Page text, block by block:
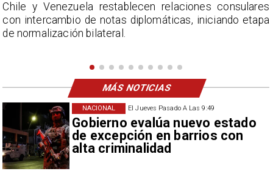
El Jueves Pasado A Las 9:49
Gobierno evalúa nuevo estado
de excepción en barrios con
alta criminalidad
NACIONAL
La Confederación Nacional de Ferias Libres (ASOF)
considera inaceptable que se refieran a Fabiola
Campillai como 'señora de feria', expresión utilizada
MÁS NOTICIAS